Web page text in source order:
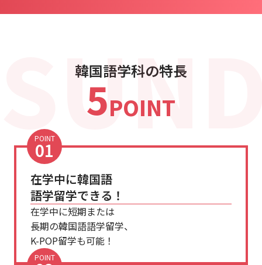
韓国語学科の特長
5POINT
在学中に韓国語
語学留学できる！
在学中に短期または
長期の韓国語語学留学、
K-POP留学も可能！
POINT
01
POINT